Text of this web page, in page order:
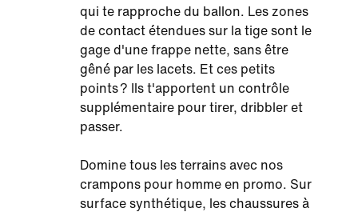
qui te rapproche du ballon. Les zones
de contact étendues sur la tige sont le
gage d'une frappe nette, sans être
gêné par les lacets. Et ces petits
points ? Ils t'apportent un contrôle
supplémentaire pour tirer, dribbler et
passer.
Domine tous les terrains avec nos
crampons pour homme en promo. Sur
surface synthétique, les chaussures à